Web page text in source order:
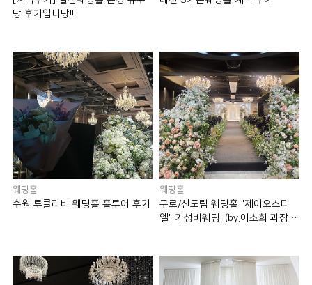
당 후기입니당!!!
웨딩홀
수원 루클라비 웨딩홀 홀투어 후기
웨딩홀
구로/신도림 웨딩홀 "제이오스티
엘" 가성비웨딩! (by.이소희 과장